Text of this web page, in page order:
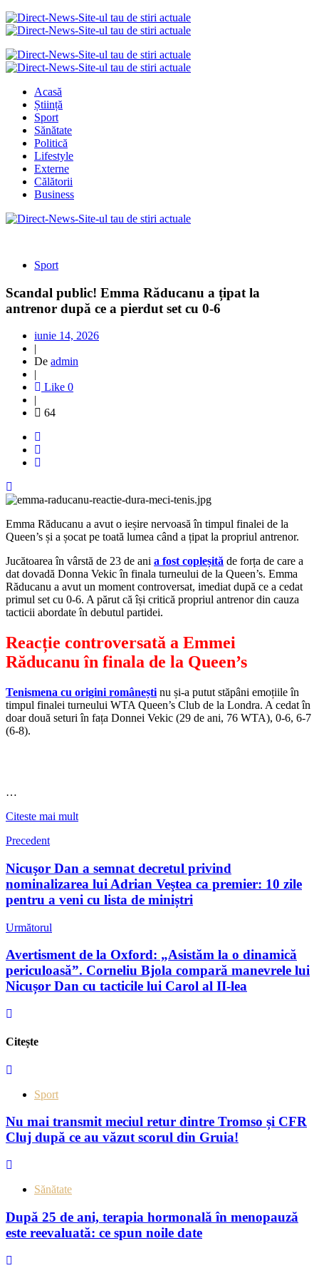
Acasă
Știință
Sport
Sănătate
Politică
Lifestyle
Externe
Călătorii
Business
Sport
Scandal public! Emma Răducanu a țipat la
antrenor după ce a pierdut set cu 0-6
iunie 14, 2026
|
De admin
|
Like 0
|
64
Emma Răducanu a avut o ieșire nervoasă în timpul finalei de la
Queen’s și a șocat pe toată lumea când a țipat la propriul antrenor.
Jucătoarea în vârstă de 23 de ani a fost copleșită de forța de care a
dat dovadă Donna Vekic în finala turneului de la Queen’s. Emma
Răducanu a avut un moment controversat, imediat după ce a cedat
primul set cu 0-6. A părut că își critică propriul antrenor din cauza
tacticii abordate în debutul partidei.
Reacție controversată a Emmei
Răducanu în finala de la Queen’s
Tenismena cu origini românești nu și-a putut stăpâni emoțiile în
timpul finalei turneului WTA Queen’s Club de la Londra. A cedat în
doar două seturi în fața Donnei Vekic (29 de ani, 76 WTA), 0-6, 6-7
(6-8).
…
Citeste mai mult
Precedent
Nicuşor Dan a semnat decretul privind
nominalizarea lui Adrian Veştea ca premier: 10 zile
pentru a veni cu lista de miniștri
Următorul
Avertisment de la Oxford: „Asistăm la o dinamică
periculoasă”. Corneliu Bjola compară manevrele lui
Nicușor Dan cu tacticile lui Carol al II-lea
Citește
Sport
Nu mai transmit meciul retur dintre Tromso și CFR
Cluj după ce au văzut scorul din Gruia!
Sănătate
După 25 de ani, terapia hormonală în menopauză
este reevaluată: ce spun noile date